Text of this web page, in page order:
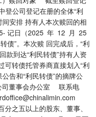
公司登记在册的全体“利
安排 持有人本次赎回的相
年 12 月 25
债”。本次赎 回完成后，“利
款到达“利民转债”持有人资
可转债托管券商直接划入“利
告和“利民转债”的摘牌公
董事会办公室 联系电
之五以上的股东、董事、